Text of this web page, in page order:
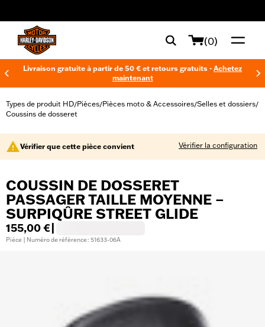
(0)
Livraison gratuite à partir de 50 € et retours gratuits - Achetez
maintenant
Types de produit HD/Pièces/Pièces moto & Accessoires/Selles et dossiers/
Coussins de dosseret
Vérifier que cette pièce convient Vérifier la configuration
COUSSIN DE DOSSERET
PASSAGER TAILLE MOYENNE –
SURPIQÛRE STREET GLIDE
155,00 €
Pièce | Numéro de référence : 51633-06A